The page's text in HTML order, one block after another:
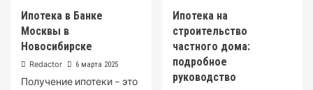
Ипотека в Банке
Москвы в
Новосибирске
Redactor 6 марта 2025
Получение ипотеки – это
Ипотека на
строительство
частного дома:
подробное
руководство